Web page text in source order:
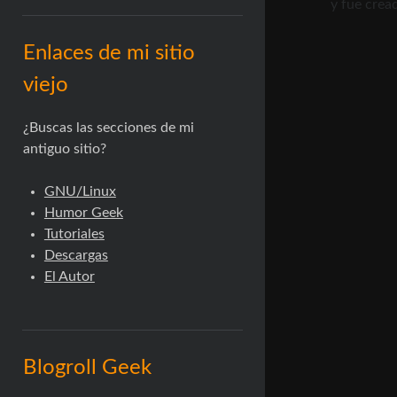
Enlaces de mi sitio
viejo
¿Buscas las secciones de mi
antiguo sitio?
GNU/Linux
Humor Geek
Tutoriales
Descargas
El Autor
Blogroll Geek
y fue